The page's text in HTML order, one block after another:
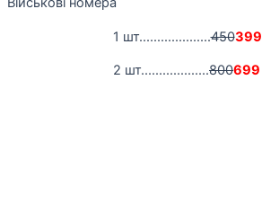
1 шт....................450399
2 шт...................800699